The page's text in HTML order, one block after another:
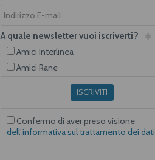
A quale newsletter vuoi iscriverti?
Amici Interlinea
Amici Rane
ISCRIVITI
Confermo di aver preso visione
dell’informativa sul trattamento dei dati